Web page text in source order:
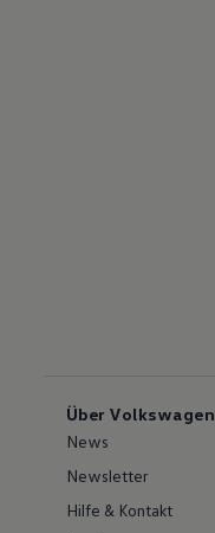
Über Volkswagen
News
Newsletter
Hilfe & Kontakt